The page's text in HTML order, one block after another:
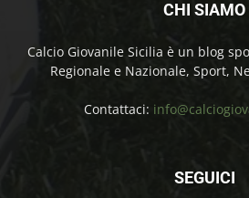
CHI SIAMO
Calcio Giovanile Sicilia è un blog
Regionale e Nazionale, Sport,
Contattaci:
SEGUICI